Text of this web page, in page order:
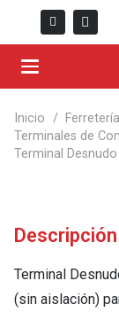
Inicio /
Terminales de
Terminal
Descripción
Terminal
(sin aislación)